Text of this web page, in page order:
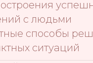
с людьми
способы
ситуаций